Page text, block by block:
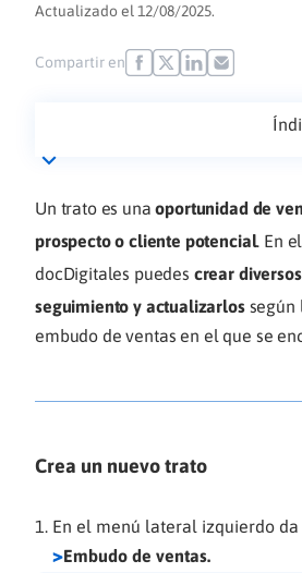
Actualizado el 12/08/2025.
Compartir en
Un trato es unaoportunidad de
prospecto o cliente potencial. En
docDigitales puedes crear
seguimiento y actualizarlossegún
embudo de ventas en el que se
Crea un nuevo trato
En el menú lateral izquierdo
>Embudo de ventas.